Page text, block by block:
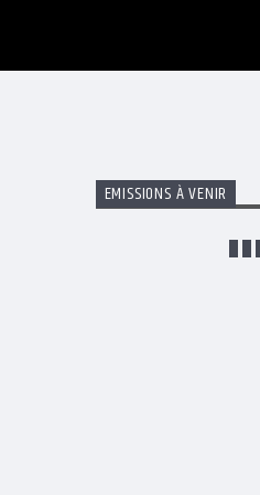
EMISSIONS À VENIR